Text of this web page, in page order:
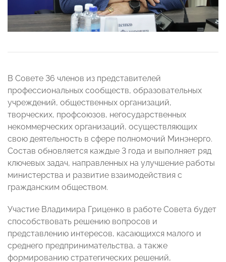
В Совете 36 членов из представителей
профессиональных сообществ, образовательных
учреждений, общественных организаций,
творческих, профсоюзов, негосударственных
некоммерческих организаций, осуществляющих
свою деятельность в сфере полномочий Минэнерго.
Состав обновляется каждые 3 года и выполняет ряд
ключевых задач, направленных на улучшение работы
министерства и развитие взаимодействия с
гражданским обществом.
Участие Владимира Гриценко в работе Совета будет
способствовать решению вопросов и
представлению интересов, касающихся малого и
среднего предпринимательства, а также
формированию стратегических решений,